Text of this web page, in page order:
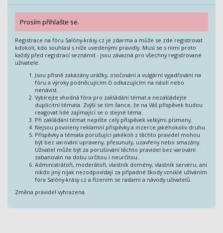
Prosím přihlašte se.
Registrace na fóru Salóny-krásy.cz je zdarma a může se zde registrovat
kdokoli, kdo souhlasí s níže uvedenými pravidly. Musí se s nimi proto
každý před registrací seznámit - jsou závazná pro všechny registrované
uživatele.
Jsou přísně zakázány urážky, osočování a vulgární vyjadřování na
fóru a výroky podněcujícím či odkazujícím na násilí nebo
nenávist.
Vybírejte vhodná fóra pro zakládání témat a nezakládejte
duplicitní témata. Zvýší se tím šance, že na Váš příspěvek budou
reagovat lidé zajímající se o stejné téma.
Při zakládání témat nepište celý příspěvek velkými písmeny.
Nejsou povoleny reklamní příspěvky a inzerce jakéhokoliv druhu.
Příspěvky a témata porušující jakékoli z těchto pravidel mohou
být bez varování upraveny, přesunuty, uzavřeny nebo smazány.
Uživatel může být za porušování těchto pravidel bez varování
zabanován na dobu určitou i neurčitou.
Administrátoři, moderátoři, vlastník domény, vlastník serveru, ani
nikdo jiný nijak nezodpovídají za případné škody vzniklé užíváním
fóra Salóny-krásy.cz a řízením se radami a návody uživatelů.
Změna pravidel vyhrazena.